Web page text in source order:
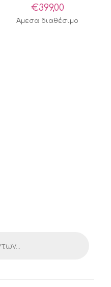
€399,00
Άμεσα διαθέσιμο